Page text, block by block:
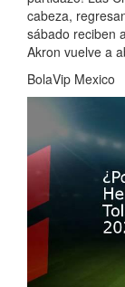
cabeza,
sábado reciben
Akron vuelve a
BolaVip Mexico